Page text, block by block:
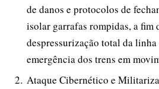
de danos e protocolos de
isolar garrafas rompidas, a fim
despressurização total da
emergência dos trens em
Ataque Cibernético e